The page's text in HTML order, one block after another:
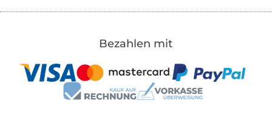
Bezahlen mit